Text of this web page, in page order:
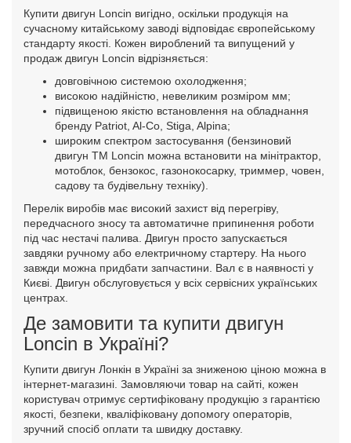
Купити двигун Loncin вигідно, оскільки продукція на
сучасному китайському заводі відповідає європейському
стандарту якості. Кожен вироблений та випущений у
продаж двигун Loncin відрізняється:
довговічною системою охолодження;
високою надійністю, невеликим розміром мм;
підвищеною якістю встановлення на обладнання
бренду Patriot, Al-Co, Stiga, Alpina;
широким спектром застосування (бензиновий
двигун ТМ Loncin можна встановити на мінітрактор,
мотоблок, бензокос, газонокосарку, триммер, човен,
садову та будівельну техніку).
Перелік виробів має високий захист від перегріву,
передчасного зносу та автоматичне припинення роботи
під час нестачі палива. Двигун просто запускається
завдяки ручному або електричному стартеру. На нього
завжди можна придбати запчастини. Вал є в наявності у
Києві. Двигун обслуговується у всіх сервісних українських
центрах.
Де замовити та купити двигун
Loncin в Україні?
Купити двигун Лонкін в Україні за зниженою ціною можна в
інтернет-магазині. Замовляючи товар на сайті, кожен
користувач отримує сертифіковану продукцію з гарантією
якості, безпеки, кваліфіковану допомогу операторів,
зручний спосіб оплати та швидку доставку.